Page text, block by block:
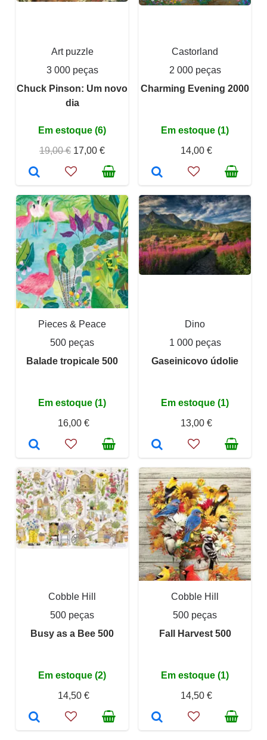
Art puzzle
3 000 peças
Chuck Pinson: Um novo
dia
Em estoque (6)
19,00 € 17,00 €
Castorland
2 000 peças
Charming Evening 2000
Em estoque (1)
14,00 €
Pieces & Peace
500 peças
Balade tropicale 500
Em estoque (1)
16,00 €
Dino
1 000 peças
Gaseinicovo údolie
Em estoque (1)
13,00 €
Cobble Hill
500 peças
Busy as a Bee 500
Em estoque (2)
14,50 €
Cobble Hill
500 peças
Fall Harvest 500
Em estoque (1)
14,50 €